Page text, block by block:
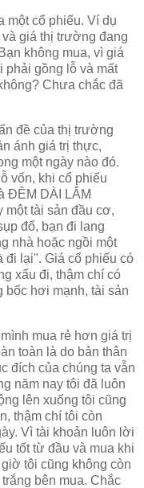
một cổ phiếu. Ví dụ
giá thị trường đang
không mua, vì giá
phải gồng lỗ và mất
Chưa chắc đã
đề của thị trường
ánh giá trị thực,
một ngày nào đó.
vốn, khi cổ phiếu
ĐÊM DÀI LẮM
một tài sản đầu cơ,
đổ, bạn đi lang
nhà hoặc ngồi một
đi lại". Giá cổ phiếu có
xấu đi, thậm chí có
bốc hơi mạnh, tài sản
mua rẻ hơn giá trị
toàn là do bản thân
đích của chúng ta vẫn
năm nay tôi đã luôn
lên xuống tôi cũng
thậm chí tôi còn
Vì tài khoản luôn lời
tốt từ đầu và mua khi
tôi cũng không còn
bên mua. Chắc